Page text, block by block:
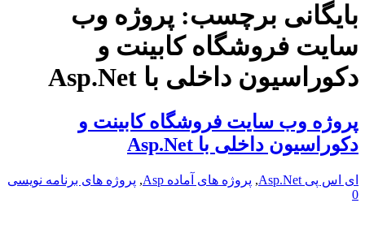
بایگانی برچسب: پروژه وب
سایت فروشگاه کابینت و
دکوراسیون داخلی با Asp.Net
پروژه وب سایت فروشگاه کابینت و
دکوراسیون داخلی با Asp.Net
ای اس پی Asp.Net , پروژه های آماده Asp , پروژه های برنامه نویسی
0